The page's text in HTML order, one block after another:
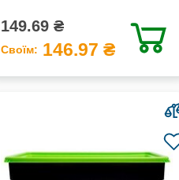
149.69 ₴
Своїм: 146.97 ₴